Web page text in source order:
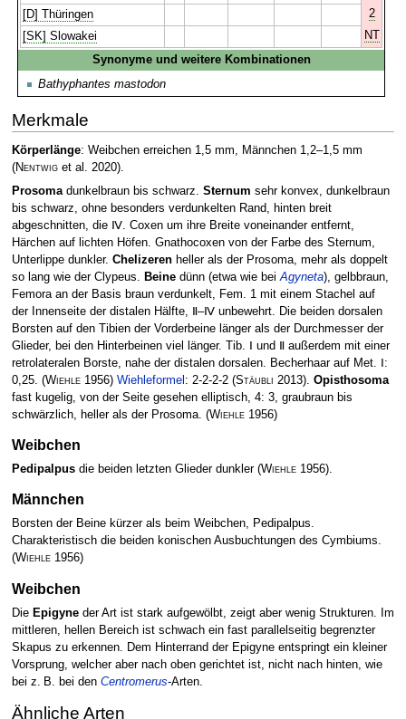
[D] Thüringen
2
[SK] Slowakei
NT
Synonyme und weitere Kombinationen
Bathyphantes mastodon
Merkmale
Körperlänge: Weibchen erreichen 1,5 mm, Männchen 1,2–1,5 mm
(Nentwiget al. 2020).
Prosomadunkelbraun bis schwarz. Sternum sehr konvex, dunkelbraun
bis schwarz, ohne besonders verdunkelten Rand, hinten breit
abgeschnitten, die Ⅳ. Coxen um ihre Breite voneinander entfernt,
Härchen auf lichten Höfen. Gnathocoxen von der Farbe des Sternum,
Unterlippe dunkler. Chelizerenheller als der Prosoma, mehr als doppelt
so lang wie der Clypeus.
Beinedünn (etwa wie bei Agyneta), gelbbraun,
Femora an der Basis braun verdunkelt, Fem. 1 mit einem Stachel auf
der Innenseite der distalen Hälfte, Ⅱ–Ⅳ unbewehrt. Die beiden dorsalen
Borsten auf den Tibien der Vorderbeine länger als der Durchmesser der
Glieder, bei den Hinterbeinen viel länger. Tib. Ⅰ und Ⅱ außerdem mit einer
retrolateralen Borste, nahe der distalen dorsalen. Becherhaar auf Met. Ⅰ:
0,25. (Wiehle1956) Wiehleformel : 2-2-2-2 (Stäubli 2013). Opisthosoma
fast kugelig, von der Seite gesehen elliptisch, 4: 3, graubraun bis
schwärzlich, heller als der Prosoma. (Wiehle1956)
Weibchen
Pedipalpusdie beiden letzten Glieder dunkler (Wiehle1956).
Männchen
Borsten der Beine kürzer als beim Weibchen, Pedipalpus.
Charakteristisch die beiden konischen Aus­buchtungen des Cymbiums.
(Wiehle1956)
Weibchen
Die Epigyneder Art ist stark aufgewölbt, zeigt aber wenig Strukturen. Im
mittleren, hellen Bereich ist schwach ein fast parallelseitig begrenzter
Skapus zu erkennen. Dem Hinterrand der Epigyne entspringt ein kleiner
Vorsprung, welcher aber nach oben gerichtet ist, nicht nach hinten, wie
bei z. B. bei den Centromerus-Arten.
Ähnliche Arten